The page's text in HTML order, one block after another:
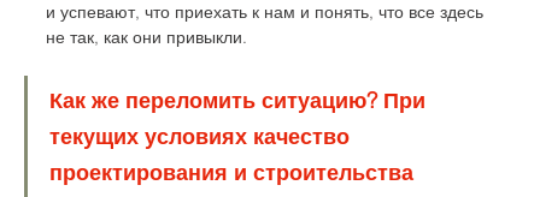
и успевают, что приехать к нам и понять, что все здесь
не так, как они привыкли.
Как же переломить ситуацию? При
текущих условиях качество
проектирования и строительства